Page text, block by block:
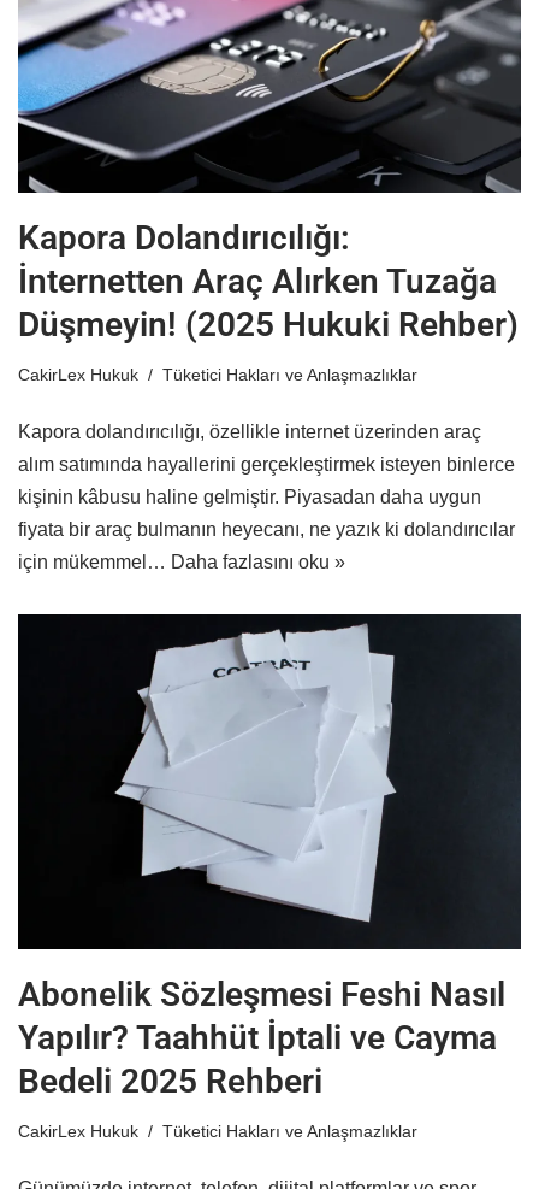
Kapora Dolandırıcılığı:
İnternetten Araç Alırken Tuzağa
Düşmeyin! (2025 Hukuki Rehber)
CakirLex Hukuk Tüketici Hakları ve Anlaşmazlıklar
Kapora dolandırıcılığı, özellikle internet üzerinden araç
alım satımında hayallerini gerçekleştirmek isteyen binlerce
kişinin kâbusu haline gelmiştir. Piyasadan daha uygun
fiyata bir araç bulmanın heyecanı, ne yazık ki dolandırıcılar
için mükemmel… Daha fazlasını oku »
Abonelik Sözleşmesi Feshi Nasıl
Yapılır? Taahhüt İptali ve Cayma
Bedeli 2025 Rehberi
CakirLex Hukuk Tüketici Hakları ve Anlaşmazlıklar